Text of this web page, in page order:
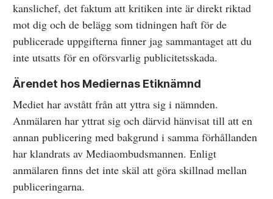
kanslichef, det faktum att kritiken inte är direkt riktad
mot dig och de belägg som tidningen haft för de
publicerade uppgifterna finner jag sammantaget att du
inte utsatts för en oförsvarlig publicitetsskada.
Ärendet hos Mediernas Etiknämnd
Mediet har avstått från att yttra sig i nämnden.
Anmälaren har yttrat sig och därvid hänvisat till att en
annan publicering med bakgrund i samma förhållanden
har klandrats av Mediaombudsmannen. Enligt
anmälaren finns det inte skäl att göra skillnad mellan
publiceringarna.